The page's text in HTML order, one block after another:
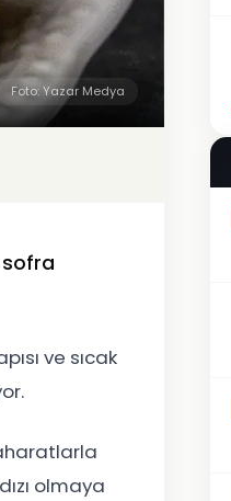
Foto: Yazar Medya
sofra
ve sıcak
olmaya